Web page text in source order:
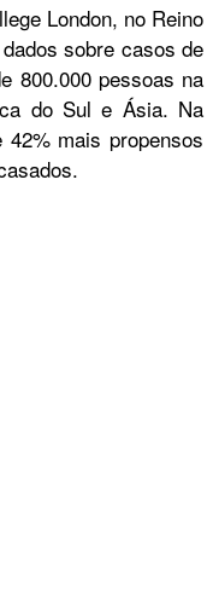
London, no Reino
sobre casos de
800.000 pessoas na
do Sul e Ásia. Na
mais propensos